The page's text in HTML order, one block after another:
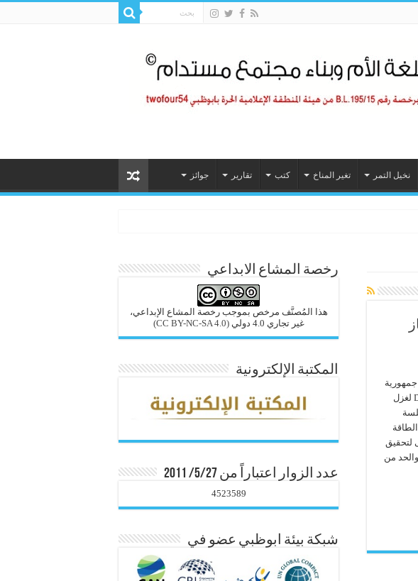
نخيل التمر تغير المناخ كتب تقارير جوائز
مصر العربية، 15 يونيو 2022 عقدت شركة DNM لغزل
لتحقيق
من
رخصة المشاع الابداعي
هذا المُصنَّف مرخص بموجب رخصة المشاع الإبداعي،
غير تجاري 4.0 دولي
(CC BY-NC-SA 4.0)
المكتبة الإلكترونية
عدد الزوار اعتباراً من 5/27/ 2011
4523589
شبكة بيئة ابوظبي عضو في